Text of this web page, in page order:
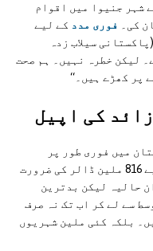
شہر جنیوا میں اقوام
کی۔ فوری مدد کے لیے
سیلاب زدہ
لیکن خطرہ نہیں۔ ہم صحت
پر کھڑے ہیں۔‘‘
کی اپیل
میں فوری طور پر
ریسکیو اور ریلیف کارروائیوں کے لیے 816 ملین ڈالر کی ضرورت
حالیہ لیکن بدترین
سے لے کر اب تک نہ صرف
بلکہ کئی ملین شہریوں